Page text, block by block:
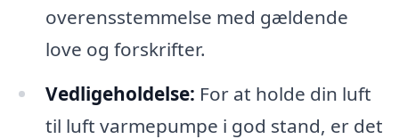
overensstemmelse med gældende
love og forskrifter.
Vedligeholdelse: For at holde din luft
til luft varmepumpe i god stand, er det